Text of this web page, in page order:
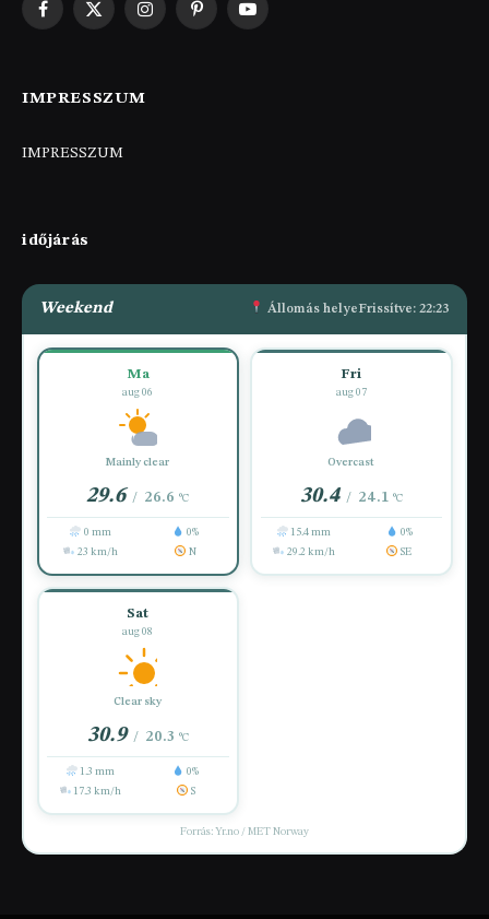
Facebook
X
InstagramPinterestYouTube
IMPRESSZUM
IMPRESSZUM
időjárás
Weekend Állomás helyeFrissítve: 22:23
Ma
aug 06
Mainly clear
29.6 / 26.6 °C
0 mm
0%
23 km/h
N
Fri
aug 07
Overcast
30.4 / 24.1 °C
15.4 mm
0%
29.2 km/h
SE
Sat
aug 08
Clear sky
30.9 / 20.3 °C
1.3 mm
0%
17.3 km/h
S
Forrás: Yr.no / MET Norway